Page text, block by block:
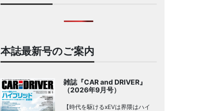
本誌最新号のご案内
雑誌『CAR and DRIVER』
（2026年9月号）
【時代を駆けるxEVは界隈はハイ